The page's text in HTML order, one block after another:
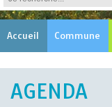
Accueil Commune
AGENDA